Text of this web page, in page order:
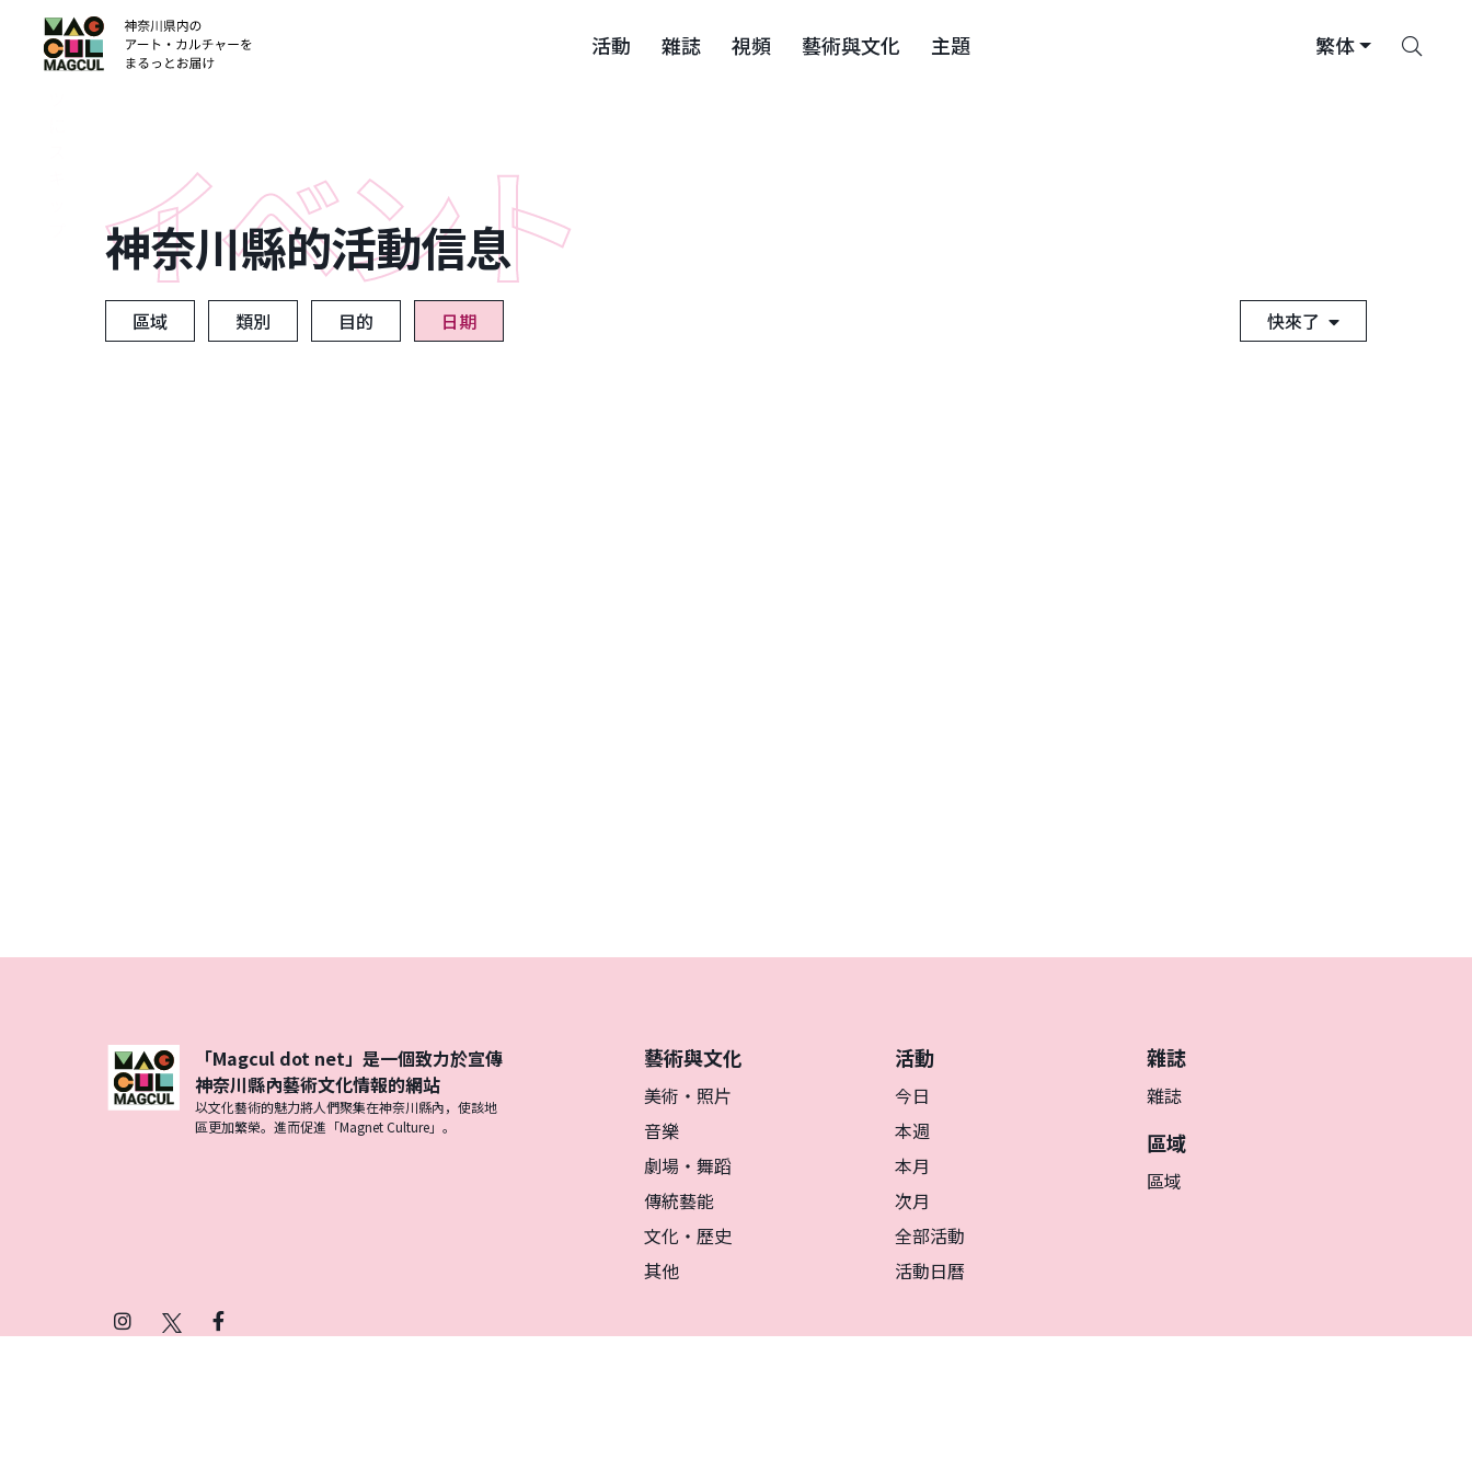
活動 雜誌 視頻 藝術與文化 主題 繁体
索
ン
テ
ン
神奈川縣的活動信息
區域 類別 目的 日期 快來了
藝術與文化
美術・照片
音樂
劇場・舞蹈
傳統藝能
文化・歷史
其他
活動
今日
本週
本月
次月
全部活動
活動日曆
雜誌
雜誌
區域
區域
「Magcul dot net」是一個致力於宣傳
神奈川縣內藝術文化情報的網站
以文化藝術的魅力將人們聚集在神奈川縣內，使該地
區更加繁榮。進而促進「Magnet Culture」。
InstagramFacebook